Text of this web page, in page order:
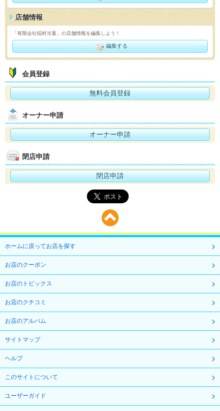
店舗情報
「有限会社稲村冷菓」の店舗情報を編集しよう！
編集する
会員登録
無料会員登録
オーナー申請
オーナー申請
閉店申請
閉店申請
ホームに戻ってお店を探す
お店のクーポン
お店のトピックス
お店のクチコミ
お店のアルバム
サイトマップ
ヘルプ
このサイトについて
ユーザーガイド